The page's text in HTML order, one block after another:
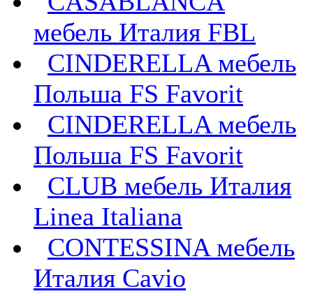
мебель Италия FBL
CINDERELLA мебель
Польша FS Favorit
CINDERELLA мебель
Польша FS Favorit
CLUB мебель Италия
Linea Italiana
CONTESSINA мебель
Италия Cavio